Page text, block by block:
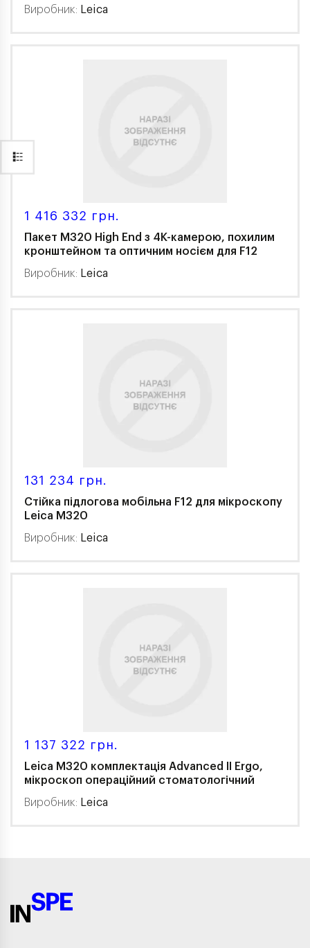
Виробник: Leica
1 416 332 грн.
Пакет M320 High End з 4K-камерою, похилим
кронштейном та оптичним носієм для F12
Виробник: Leica
131 234 грн.
Стійка підлогова мобільна F12 для мікроскопу
Leica M320
Виробник: Leica
1 137 322 грн.
Leica M320 комплектація Advanced ІІ Ergo,
мікроскоп операційний стоматологічний
Виробник: Leica